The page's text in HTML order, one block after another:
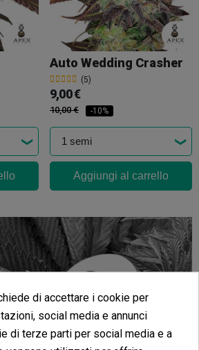
Auto Wedding Crasher
(5)
9,00 €
10,00 € -10%
Aggiungi al carrello
di accettare i cookie per
social media e annunci
di terze parti per social media e a